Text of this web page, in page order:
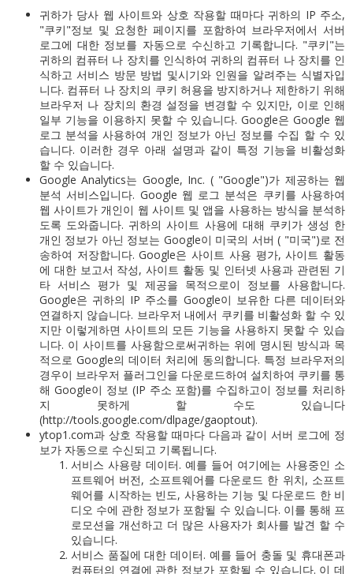
귀하가 당사 웹 사이트와 상호 작용할 때마다 귀하의 IP 주소,
"쿠키"정보 및 요청한 페이지를 포함하여 브라우저에서 서버
로그에 대한 정보를 자동으로 수신하고 기록합니다. "쿠키"는
귀하의 컴퓨터 나 장치를 인식하여 귀하의 컴퓨터 나 장치를 인
식하고 서비스 방문 방법 및시기와 인원을 알려주는 식별자입
니다. 컴퓨터 나 장치의 쿠키 허용을 방지하거나 제한하기 위해
브라우저 나 장치의 환경 설정을 변경할 수 있지만, 이로 인해
일부 기능을 이용하지 못할 수 있습니다. Google은 Google 웹
로그 분석을 사용하여 개인 정보가 아닌 정보를 수집 할 수 있
습니다. 이러한 경우 아래 설명과 같이 특정 기능을 비활성화
할 수 있습니다.
Google Analytics는 Google, Inc. ( "Google")가 제공하는 웹
분석 서비스입니다. Google 웹 로그 분석은 쿠키를 사용하여
웹 사이트가 개인이 웹 사이트 및 앱을 사용하는 방식을 분석하
도록 도와줍니다. 귀하의 사이트 사용에 대해 쿠키가 생성 한
개인 정보가 아닌 정보는 Google이 미국의 서버 ( "미국")로 전
송하여 저장합니다. Google은 사이트 사용 평가, 사이트 활동
에 대한 보고서 작성, 사이트 활동 및 인터넷 사용과 관련된 기
타 서비스 평가 및 제공을 목적으로이 정보를 사용합니다.
Google은 귀하의 IP 주소를 Google이 보유한 다른 데이터와
연결하지 않습니다. 브라우저 내에서 쿠키를 비활성화 할 수 있
지만 이렇게하면 사이트의 모든 기능을 사용하지 못할 수 있습
니다. 이 사이트를 사용함으로써귀하는 위에 명시된 방식과 목
적으로 Google의 데이터 처리에 동의합니다. 특정 브라우저의
경우이 브라우저 플러그인을 다운로드하여 설치하여 쿠키를 통
해 Google이 정보 (IP 주소 포함)를 수집하고이 정보를 처리하
지 못하게 할 수도 있습니다
(http://tools.google.com/dlpage/gaoptout).
ytop1.com과 상호 작용할 때마다 다음과 같이 서버 로그에 정
보가 자동으로 수신되고 기록됩니다.
서비스 사용량 데이터. 예를 들어 여기에는 사용중인 소
프트웨어 버전, 소프트웨어를 다운로드 한 위치, 소프트
웨어를 시작하는 빈도, 사용하는 기능 및 다운로드 한 비
디오 수에 관한 정보가 포함될 수 있습니다. 이를 통해 프
로모션을 개선하고 더 많은 사용자가 회사를 발견 할 수
있습니다.
서비스 품질에 대한 데이터. 예를 들어 충돌 및 휴대폰과
컴퓨터의 연결에 관한 정보가 포함될 수 있습니다. 이 데